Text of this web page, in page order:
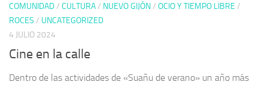
COMUNIDAD/ CULTURA/ NUEVO GIJÓN/ OCIO Y TIEMPO LIBRE /
ROCES / UNCATEGORIZED
4 JULIO 2024
Cine en la calle
Dentro de las actividades de «Suañu de verano» un año más